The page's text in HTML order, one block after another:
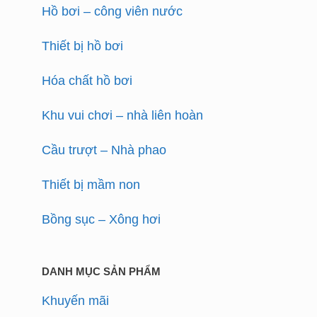
Hồ bơi – công viên nước
Thiết bị hồ bơi
Hóa chất hồ bơi
Khu vui chơi – nhà liên hoàn
Cầu trượt – Nhà phao
Thiết bị mầm non
Bồng sục – Xông hơi
DANH MỤC SẢN PHẨM
Khuyến mãi